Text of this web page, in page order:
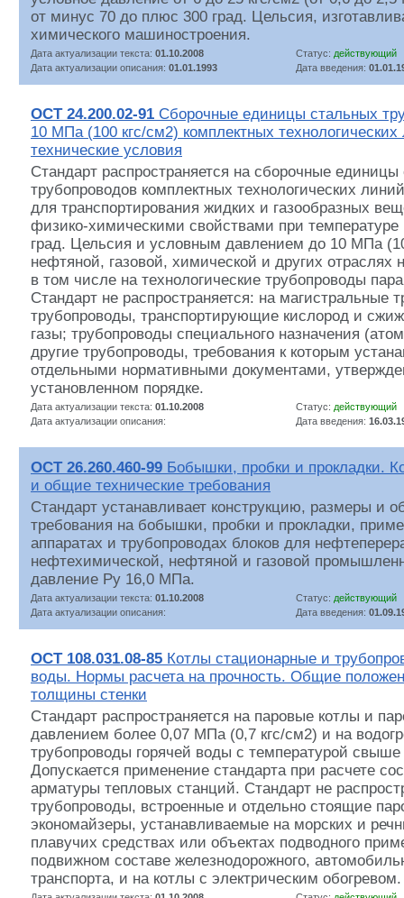
от минус 70 до плюс 300 град. Цельсия,
химического машиностроения.
Дата актуализации текста: 01.10.2008 Статус: действующий
Дата актуализации описания: 01.01.1993 Дата введения:
ОСТ 24.200.02-91 Сборочные единицы стальных
10 МПа (100 кгс/см2) комплектных
технические условия
Стандарт распространяется на сборочные единицы
трубопроводов комплектных технологических
для транспортирования жидких и газообразных
физико-химическими свойствами при
град. Цельсия и условным давлением до 10 МПа
нефтяной, газовой, химической и других отраслях
в том числе на технологические трубопроводы
Стандарт не распространяется: на магистральные
трубопроводы, транспортирующие кислород и
газы; трубопроводы специального назначения
другие трубопроводы, требования к которым
отдельными нормативными документами,
установленном порядке.
Дата актуализации текста: 01.10.2008 Статус: действующий
Дата актуализации описания:
Дата введения:
ОСТ 26.260.460-99 Бобышки, пробки и прокладки.
и общие технические требования
Стандарт устанавливает конструкцию, размеры и
требования на бобышки, пробки и прокладки,
аппаратах и трубопроводах блоков для
нефтехимической, нефтяной и газовой
давление Ру 16,0 МПа.
Дата актуализации текста: 01.10.2008 Статус: действующий
Дата актуализации описания:
Дата введения:
ОСТ 108.031.08-85 Котлы стационарные и
воды. Нормы расчета на прочность. Общие
толщины стенки
Стандарт распространяется на паровые котлы и
давлением более 0,07 МПа (0,7 кгс/см2) и на
трубопроводы горячей воды с температурой
Допускается применение стандарта при расчете
арматуры тепловых станций. Стандарт не
трубопроводы, встроенные и отдельно стоящие
экономайзеры, устанавливаемые на морских и
плавучих средствах или объектах подводного
подвижном составе железнодорожного,
транспорта, и на котлы с электрическим обогревом.